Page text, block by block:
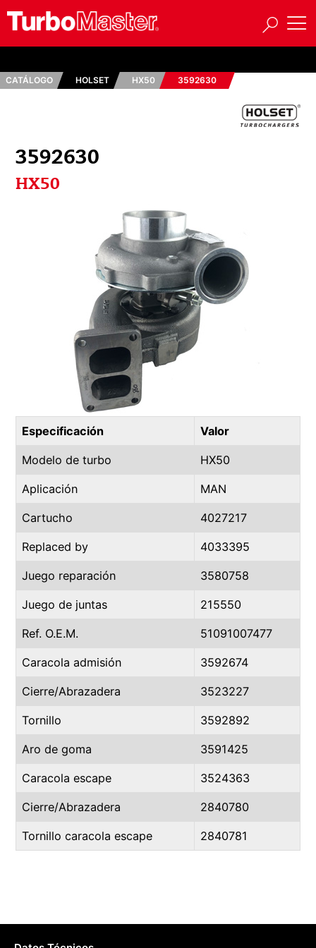
CATÁLOGO HOLSET HX50 3592630
3592630
HX50
Especificación Valor
Modelo de turbo HX50
Aplicación MAN
Cartucho 4027217
Replaced by 4033395
Juego reparación 3580758
Juego de juntas 215550
Ref. O.E.M. 51091007477
Caracola admisión 3592674
Cierre/Abrazadera 3523227
Tornillo 3592892
Aro de goma 3591425
Caracola escape 3524363
Cierre/Abrazadera 2840780
Tornillo caracola escape 2840781